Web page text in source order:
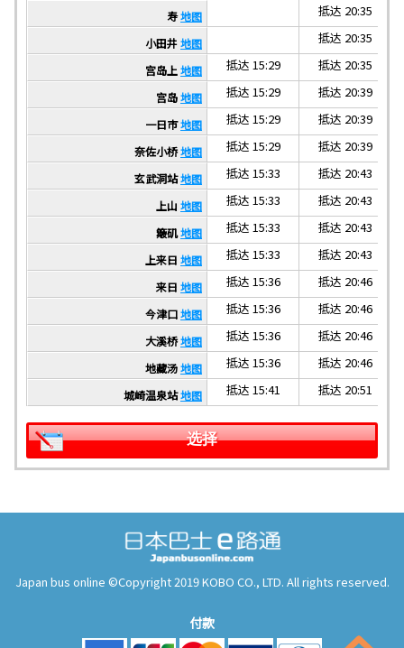
寿地图 抵达 20:35
小田井地图 抵达 20:35
宫岛上地图 抵达 15:29 抵达 20:35
宫岛地图 抵达 15:29 抵达 20:39
一日市地图 抵达 15:29 抵达 20:39
奈佐小桥地图 抵达 15:29 抵达 20:39
玄武洞站地图 抵达 15:33 抵达 20:43
上山 地图 抵达 15:33 抵达 20:43
簸矶地图 抵达 15:33 抵达 20:43
上来日 地图 抵达 15:33 抵达 20:43
来日 地图 抵达 15:36 抵达 20:46
今津口地图 抵达 15:36 抵达 20:46
大溪桥地图 抵达 15:36 抵达 20:46
地藏汤地图 抵达 15:36 抵达 20:46
城崎温泉站地图 抵达 15:41 抵达 20:51
选择
Japan bus online ©Copyright 2019 KOBO CO., LTD. All rights reserved.
付款